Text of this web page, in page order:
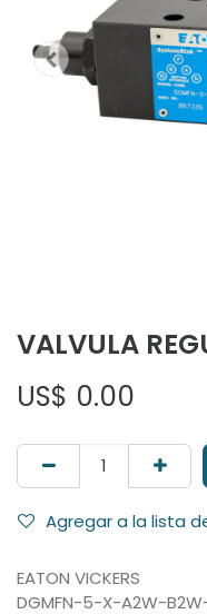
VALVULA
US$ 0.00
Agregar a la lista
EATON VICKERS
DGMFN-5-X-A2W-